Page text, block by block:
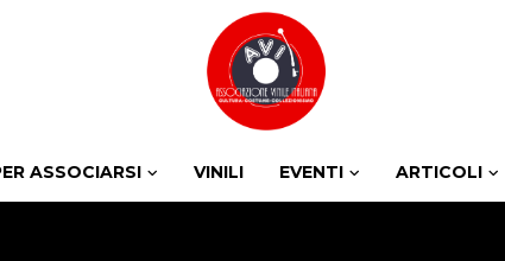
ASSOCIARSI VINILI EVENTI ARTICOLI